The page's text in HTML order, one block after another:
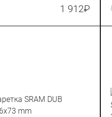
1 912₽